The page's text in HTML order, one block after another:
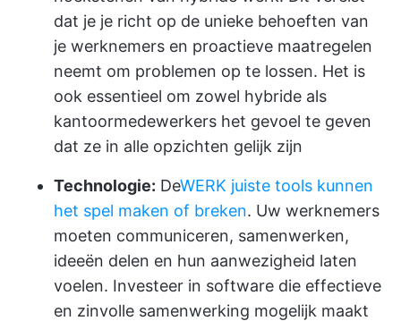
dat je je richt op de unieke behoeften van
je werknemers en proactieve maatregelen
neemt om problemen op te lossen. Het is
ook essentieel om zowel hybride als
kantoormedewerkers het gevoel te geven
dat ze in alle opzichten gelijk zijn
Technologie: DeWERK juiste tools kunnen
het spel maken of breken. Uw werknemers
moeten communiceren, samenwerken,
ideeën delen en hun aanwezigheid laten
voelen. Investeer in software die effectieve
en zinvolle samenwerking mogelijk maakt